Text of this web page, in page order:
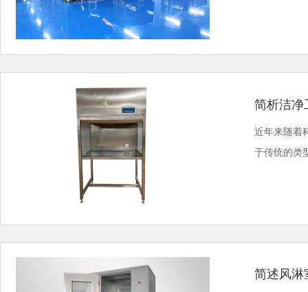
简析洁净
近年来随着
于传统的类
简述风淋